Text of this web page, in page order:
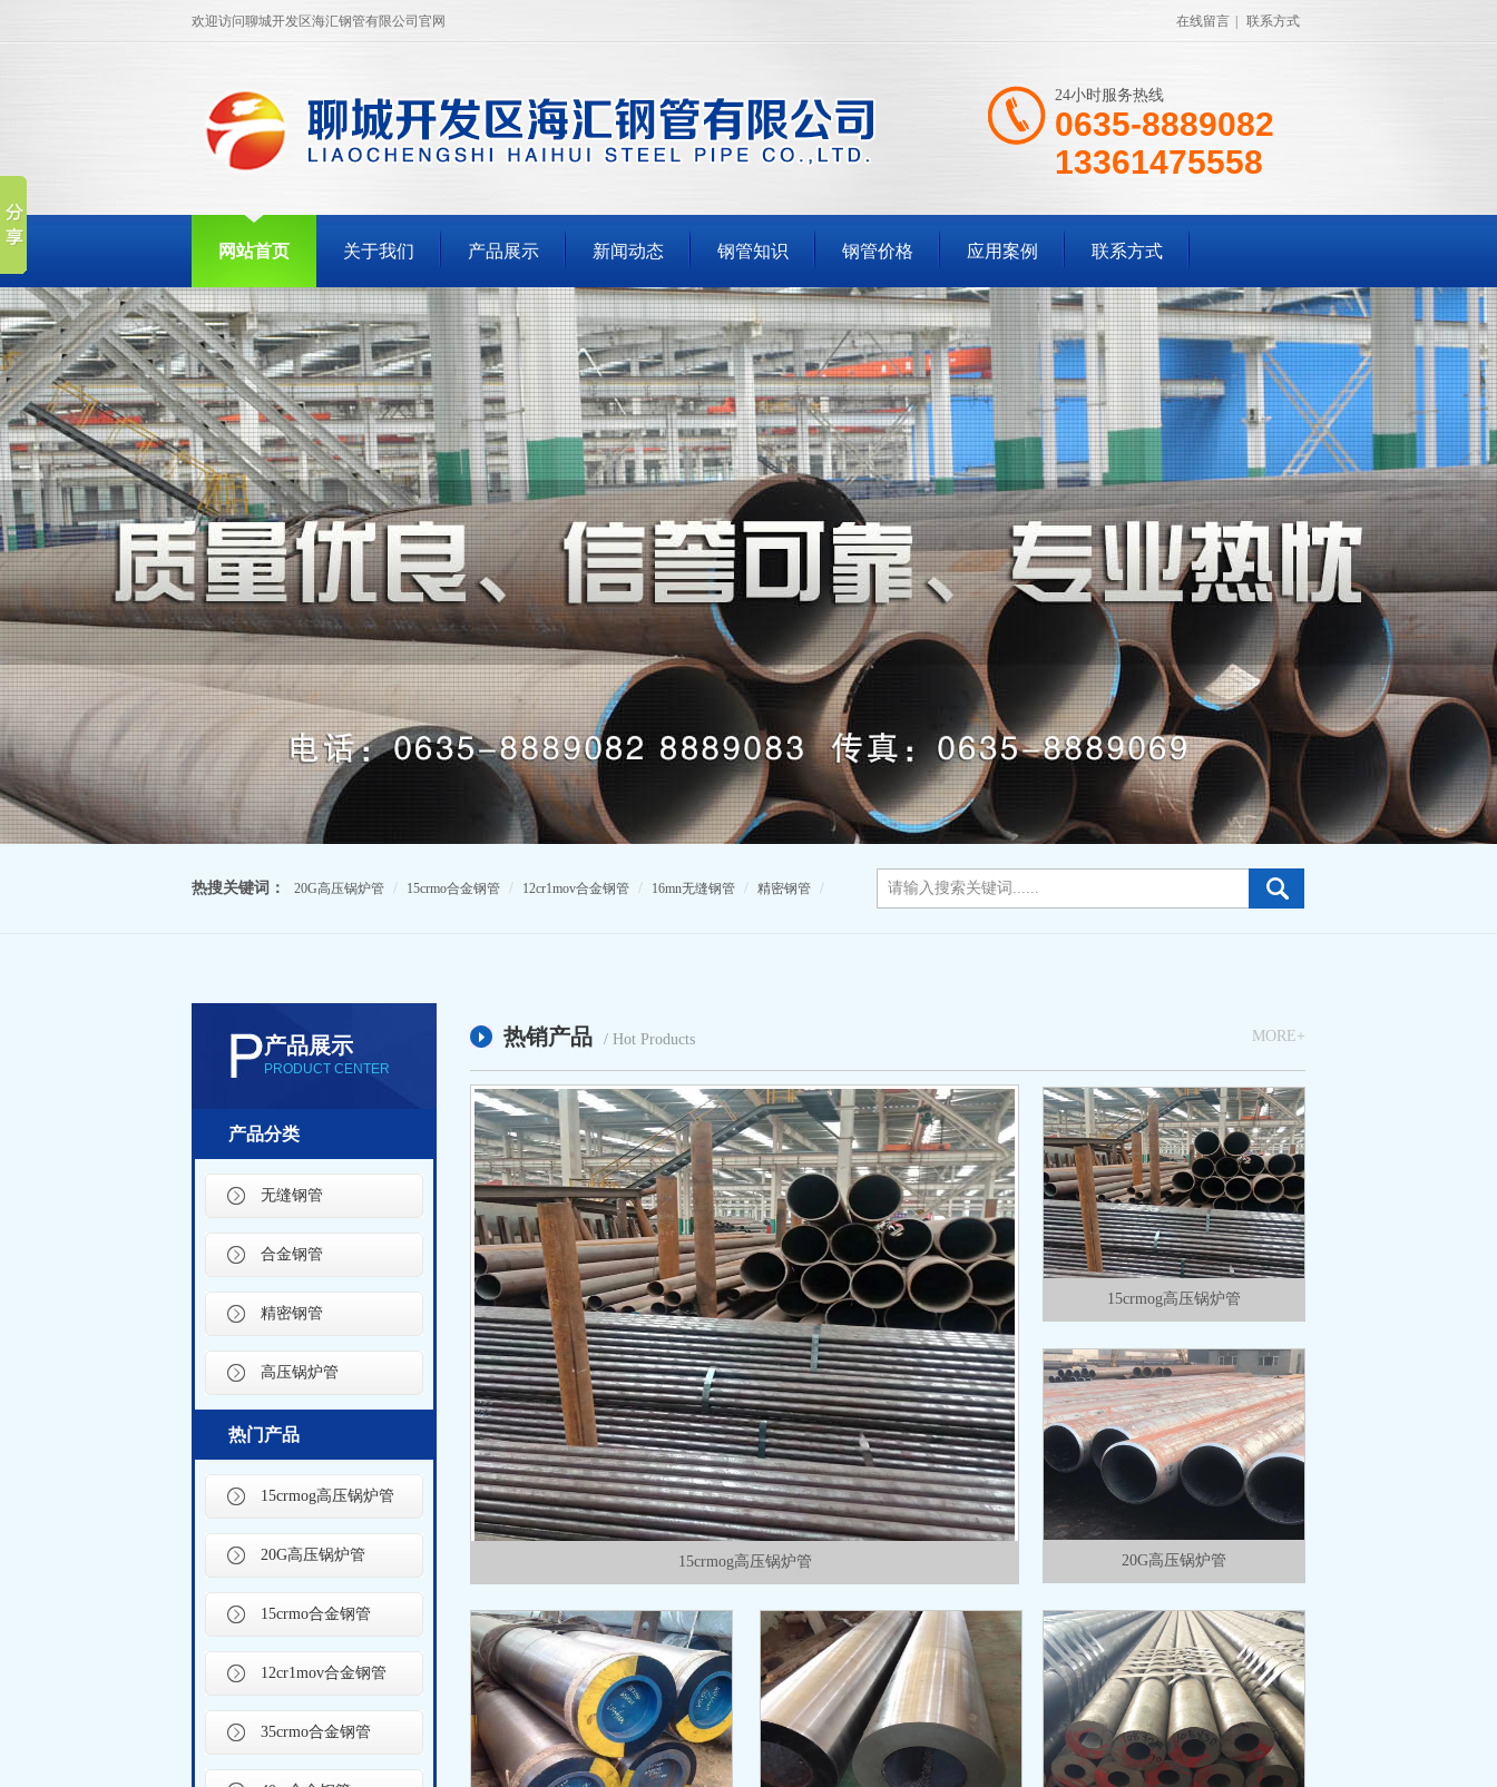
在线留言 联系方式
欢迎访问聊城开发区海汇钢管有限公司官网
24小时服务热线
0635-8889082
13361475558
网站首页 关于我们 产品展示 新闻动态 钢管知识 钢管价格 应用案例 联系方式
热搜关键词： 20G高压锅炉管 / 15crmo合金钢管 / 12cr1mov合金钢管 / 16mn无缝钢管 / 精密钢管 /
产品展示
PRODUCT CENTER
产品分类
无缝钢管
合金钢管
精密钢管
高压锅炉管
热门产品
15crmog高压锅炉管
20G高压锅炉管
15crmo合金钢管
12cr1mov合金钢管
35crmo合金钢管
MORE+
热销产品 / Hot Products
15crmog高压锅炉管
15crmog高压锅炉管
20G高压锅炉管